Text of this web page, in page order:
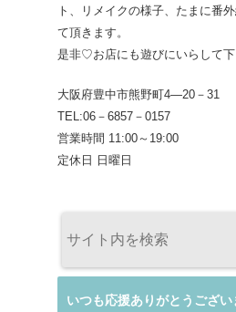
ト、リメイクの様子、たまに番
て頂きます。
是非♡お店にも遊びにいらして
大阪府豊中市熊野町4―20－31
TEL:06－6857－0157
営業時間 11:00～19:00
定休日 日曜日
いつも応援ありがとうござ